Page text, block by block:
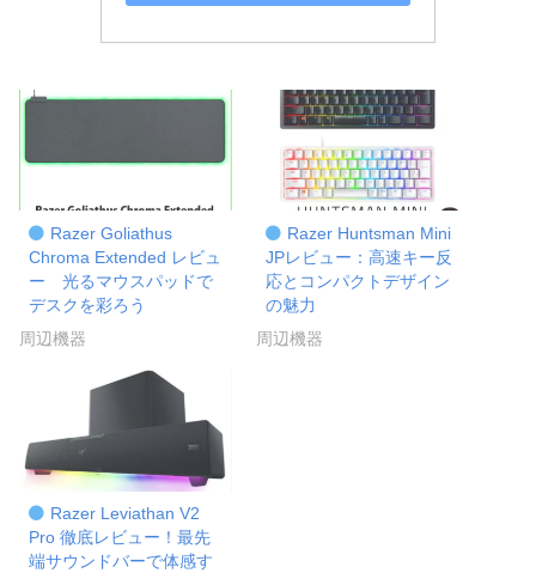
Razer Goliathus
Chroma Extended レビュ
ー 光るマウスパッドで
デスクを彩ろう
周辺機器
Razer Huntsman Mini
JPレビュー：高速キー反
応とコンパクトデザイン
の魅力
周辺機器
Razer Leviathan V2
Pro 徹底レビュー！最先
端サウンドバーで体感す